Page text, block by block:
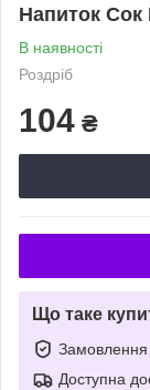
Напиток Сок
В наявності
Роздріб
104 ₴
Що таке
Замовлення
Доступна